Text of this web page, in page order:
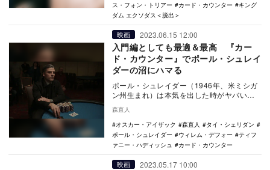
ス・フォン・トリアー
カード・カウンター
キング
ダム エクソダス＜脱出＞
映画 2023.06.15 12:00
入門編としても最適＆最高 『カー
ド・カウンター』でポール・シュレイ
ダーの沼にハマる
ポール・シュレイダー（1946年、米ミシガ
ン州生まれ）は本気を出した時がヤバい。
ー…
森直人
オスカー・アイザック
森直人
タイ・シェリダン
ポール・シュレイダー
ウィレム・デフォー
ティフ
ァニー・ハディッシュ
カード・カウンター
映画 2023.05.17 10:00